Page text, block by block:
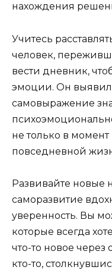
нахождения
Учитесь
человек,
вести дневник,
эмоции. Он
самовыражение
не только в
повседневной
Развивайте новые
саморазвитие
уверенность. Вы
которые всегда
что-то новое
кто-то,